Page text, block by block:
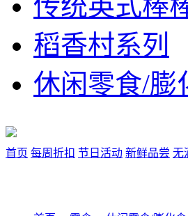
稻香村系列
休闲零食/膨
首页 每周折扣 节日活动 新鲜品尝 无